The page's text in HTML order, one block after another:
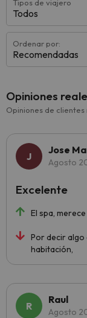
Tipos de viajero
Todos
Ordenar por:
Recomendadas
Opiniones
Opiniones de clientes
Jose
Agosto
El spa,
Por decir
habitación,
Excelente
Raul
Agosto